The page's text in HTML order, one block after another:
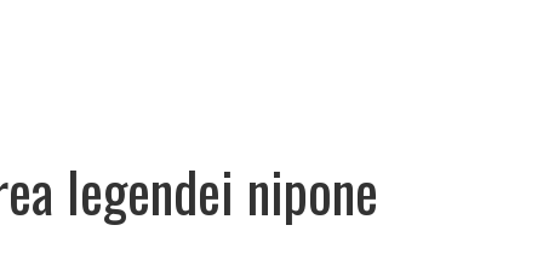
legendei nipone